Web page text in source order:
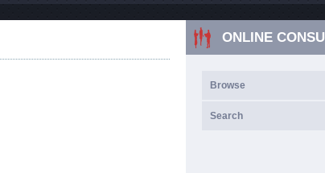
ONLINE
Browse
Search